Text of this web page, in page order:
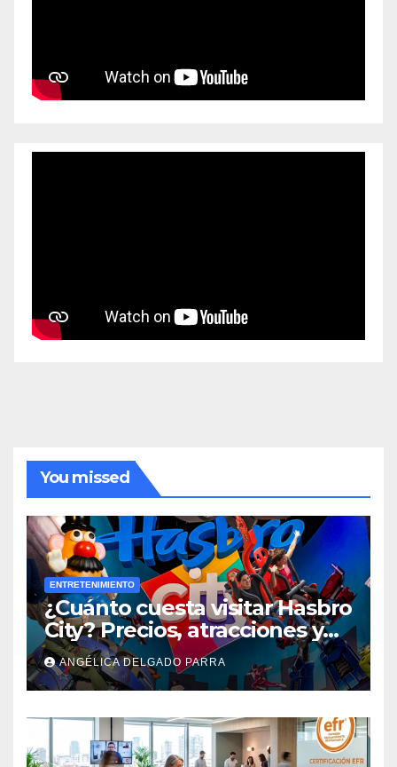
You missed
ENTRETENIMIENTO
¿Cuánto cuesta visitar Hasbro
City? Precios, atracciones y
actividades de Summer Fest
ANGÉLICA DELGADO PARRA